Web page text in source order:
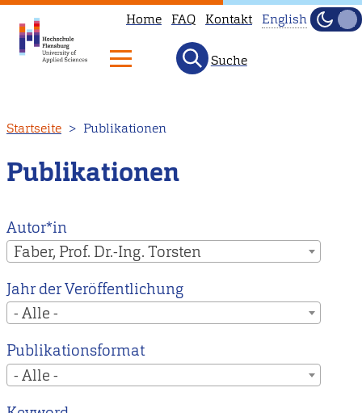
zum
Inhalt
Home FAQ Kontakt
to
our
main
instead.
English
Hell
Suche
Startseite Publikationen
Publikationen
Autor*in
Faber, Prof. Dr.-Ing. Torsten
Jahr der Veröffentlichung
- Alle -
Publikationsformat
- Alle -